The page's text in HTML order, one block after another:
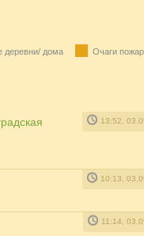
деревни/ дома Очаги
13:52,
10:13,
11:14,